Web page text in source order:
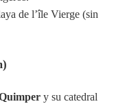
de l’île Vierge (sin
y su catedral